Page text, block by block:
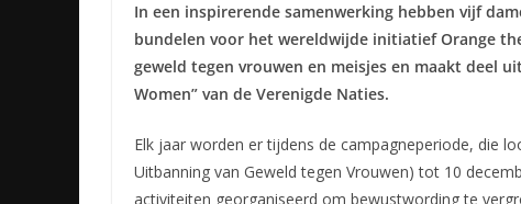
In een inspirerende samenwerking hebben vijf
bundelen voor het wereldwijde initiatief Orange
geweld tegen vrouwen en meisjes en maakt deel
Women” van de Verenigde Naties.
Elk jaar worden er tijdens de campagneperiode, die
Uitbanning van Geweld tegen Vrouwen) tot 10
activiteiten georganiseerd om bewustwording te